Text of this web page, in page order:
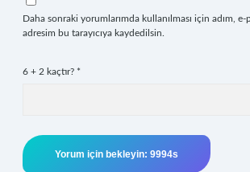
Daha sonraki yorumlarımda kullanılması için adım,
adresim bu tarayıcıya kaydedilsin.
6 + 2 kaçtır? *